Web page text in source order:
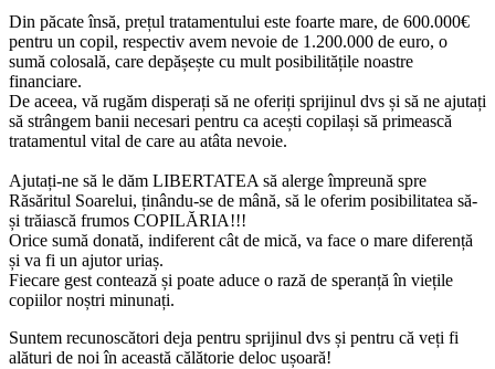
Din păcate însă, prețul tratamentului este foarte mare, de 600.000€
pentru un copil, respectiv avem nevoie de 1.200.000 de euro, o
sumă colosală, care depășește cu mult posibilitățile noastre
financiare.
De aceea, vă rugăm disperați să ne oferiți sprijinul dvs și să ne ajutați
să strângem banii necesari pentru ca acești copilași să primească
tratamentul vital de care au atâta nevoie.
Ajutați-ne să le dăm LIBERTATEA să alerge împreună spre
Răsăritul Soarelui, ținându-se de mână, să le oferim posibilitatea să-
și trăiască frumos COPILĂRIA!!!
Orice sumă donată, indiferent cât de mică, va face o mare diferență
și va fi un ajutor uriaș.
Fiecare gest contează și poate aduce o rază de speranță în viețile
copiilor noștri minunați.
Suntem recunoscători deja pentru sprijinul dvs și pentru că veți fi
alături de noi în această călătorie deloc ușoară!